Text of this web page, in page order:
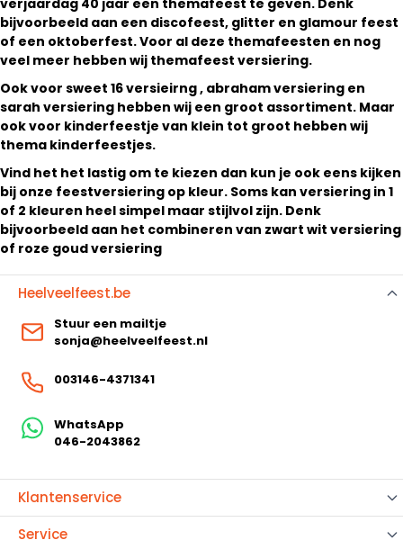
bijvoorbeeld aan een discofeest, glitter en glamour feest
of een oktoberfest. Voor al deze themafeesten en nog
veel meer hebben wij themafeest versiering.
Ook voor sweet 16 versieirng , abraham versiering en
sarah versiering hebben wij een groot assortiment. Maar
ook voor kinderfeestje van klein tot groot hebben wij
thema kinderfeestjes.
Vind het het lastig om te kiezen dan kun je ook eens kijken
bij onze feestversiering op kleur. Soms kan versiering in 1
of 2 kleuren heel simpel maar stijlvol zijn. Denk
bijvoorbeeld aan het combineren van zwart wit versiering
of roze goud versiering
Klantenservice
Service
Heelveelfeest.be
Stuur een mailtje
sonja@heelveelfeest.nl
003146-4371341
WhatsApp
046-2043862